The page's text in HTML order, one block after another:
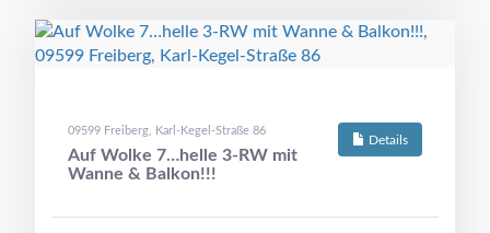
Details
09599 Freiberg, Karl-Kegel-Straße 86
Auf Wolke 7…helle 3-RW mit
Wanne & Balkon!!!